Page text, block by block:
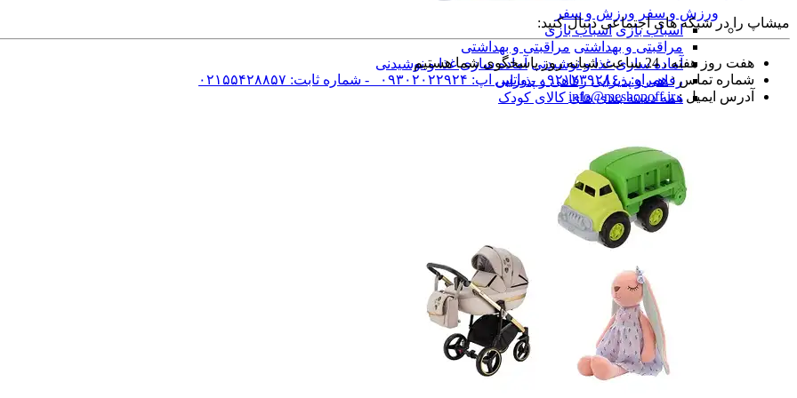
ورزش و سفر ورزش و سفر
اسباب بازی اسباب بازی
مراقبتی و بهداشتی مراقبتی و بهداشتی
آماده سازی غذا و نوشیدنی آماده سازی غذا و نوشیدنی
رفاهی و پذیرایی رفاهی و پذیرایی
همه دسته بندی های کالای کودک
میشاپ را در شبکه های اجتماعی دنبال کنید:
هفت روز هفته ، 24 ساعت شبانه روز پاسخگوی شما هستیم
شماره تماس :همراه: ۰۹۲۱۲۳۹۲۸۶۰ - واتس اپ: ۰۹۳۰۲۰۲۲۹۲۴ -
شماره ثابت: ۰۲۱۵۵۴۲۸۸۵۷
آدرس ایمیل :info@meshopoff.ir